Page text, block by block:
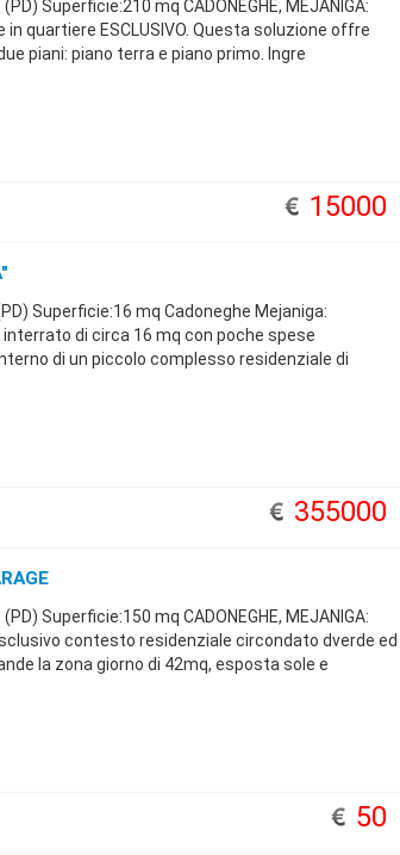
Superficie:210 mq CADONEGHE, MEJANIGA:
quartiere ESCLUSIVO. Questa soluzione offre
piani: piano terra e piano primo. Ingre
15000
Superficie:16 mq Cadoneghe Mejaniga:
di circa 16 mq con poche spese
di un piccolo complesso residenziale di
355000
Superficie:150 mq CADONEGHE, MEJANIGA:
contesto residenziale circondato dverde ed
la zona giorno di 42mq, esposta sole e
50